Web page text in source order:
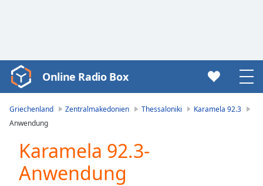
Video
Player
loading.
Video
Skip
Backward
Online Radio Box
Griechenland Zentralmakedonien Thessaloniki
Karamela 92.3
Anwendung
Karamela 92.3-
Anwendung